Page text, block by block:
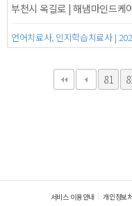
부천시 옥길로 | 해냄마인드케
언어치료사, 인지학습치료사 |
81
서비스 이용안내 개인정보